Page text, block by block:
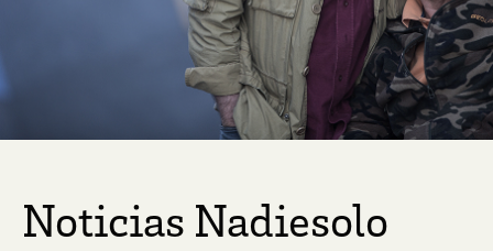
Noticias Nadiesolo